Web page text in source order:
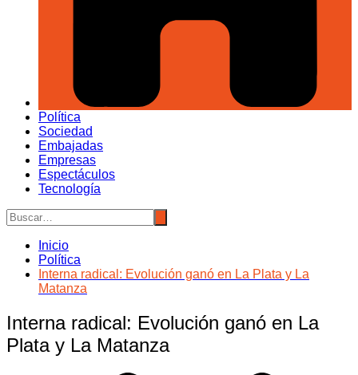
Política
Sociedad
Embajadas
Empresas
Espectáculos
Tecnología
Inicio
Política
Interna radical: Evolución ganó en La Plata y La
Matanza
Interna radical: Evolución ganó en La
Plata y La Matanza